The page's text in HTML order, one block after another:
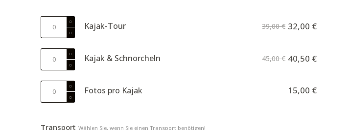
Kajak-Tour 39,00€ 32,00 €
Menge
Kajak & Schnorcheln 45,00€ 40,50 €
Fotos pro Kajak 15,00 €
Transport Wählen Sie, wenn Sie einen Transport benötigen!